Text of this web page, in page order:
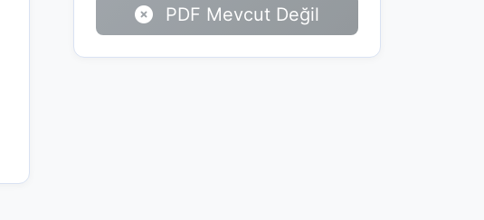
PDF Mevcut Değil